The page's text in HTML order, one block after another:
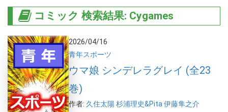
コミック 検索結果: Cygames
2026/04/16
青年スポーツ
ウマ娘 シンデレラグレイ (全23
巻)
作者: 久住太陽杉浦理史&Pita伊藤隼之介